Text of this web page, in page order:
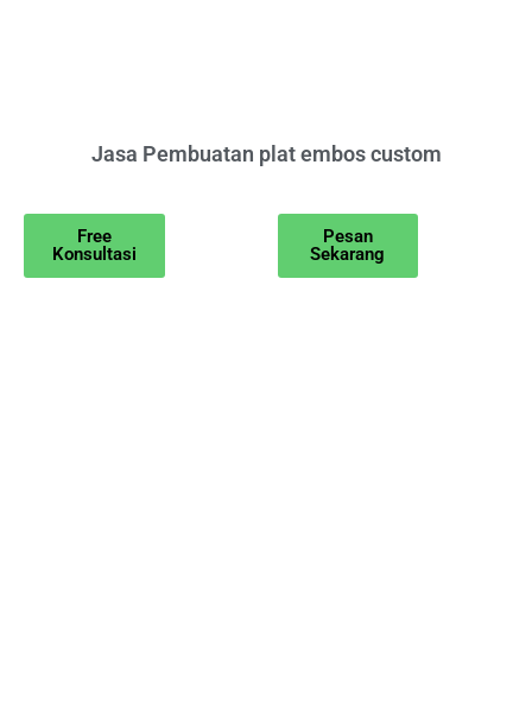
Jasa Pembuatan plat embos custom
Free
Konsultasi
Pesan
Sekarang